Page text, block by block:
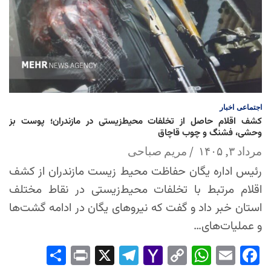
اجتماعی اخبار
کشف اقلام حاصل از تخلفات محیط‌زیستی در مازندران؛ پوست بز
وحشی، فشنگ و چوب قاچاق
مرداد ۳, ۱۴۰۵ مریم صباحی
رئیس اداره یگان حفاظت محیط زیست مازندران از کشف
اقلام مرتبط با تخلفات محیط‌زیستی در نقاط مختلف
استان خبر داد و گفت که نیروهای یگان در ادامه گشت‌ها
و عملیات‌های…
Fac
Em
Wh
Co
Yah
Tel
Pri